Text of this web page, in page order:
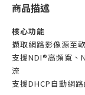
商品描述
核心功能
擷取網路影像源至
支援NDI®高頻寬、
流
支援DHCP自動網